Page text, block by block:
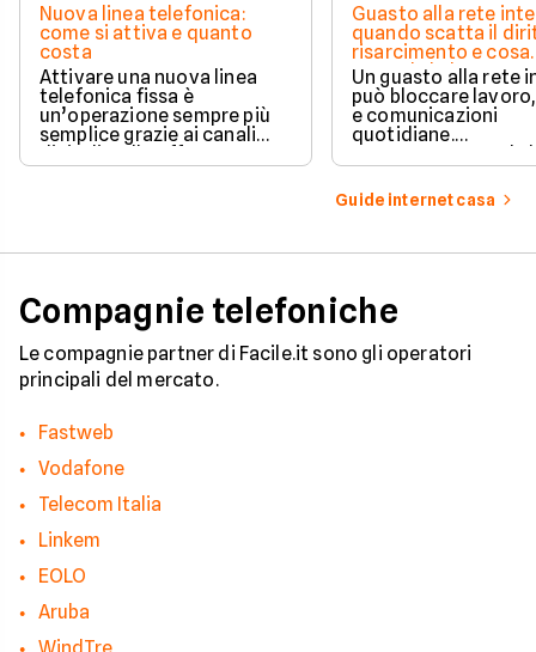
Nuova linea telefonica:
come si attiva e quanto
costa
Attivare una nuova linea
telefonica fissa è
un’operazione sempre più
semplice grazie ai canali
digitali e alle offerte
integrate con internet casa.
Guasto alla rete
quando scatta il
risarcimento e cosa
prevede la legge
Un guasto alla rete
può bloccare
e comunicazioni
quotidiane.
Fortunatamente, la
prevede strumenti
per ottenere un
risarcimento in
Guide internet casa
Compagnie telefoniche
Le compagnie partner di Facile.it sono gli operatori
principali del mercato.
Fastweb
Vodafone
Telecom Italia
Linkem
EOLO
Aruba
WindTre